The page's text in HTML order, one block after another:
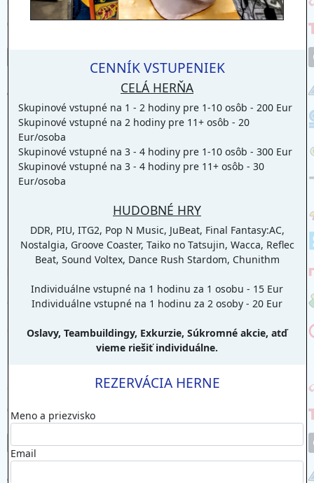
CENNÍK VSTUPENIEK
CELÁ HERŇA
Skupinové vstupné na 1 - 2 hodiny pre 1-10 osôb - 200 Eur
Skupinové vstupné na 2 hodiny pre 11+ osôb - 20
Eur/osoba
Skupinové vstupné na 3 - 4 hodiny pre 1-10 osôb - 300 Eur
Skupinové vstupné na 3 - 4 hodiny pre 11+ osôb - 30
Eur/osoba
HUDOBNÉ HRY
DDR, PIU, ITG2, Pop N Music, JuBeat, Final Fantasy:AC,
Nostalgia, Groove Coaster, Taiko no Tatsujin, Wacca, Reflec
Beat, Sound Voltex, Dance Rush Stardom, Chunithm
Individuálne vstupné na 1 hodinu za 1 osobu - 15 Eur
Individuálne vstupné na 1 hodinu za 2 osoby - 20 Eur
Oslavy, Teambuildingy, Exkurzie, Súkromné akcie, atď
vieme riešiť individuálne.
REZERVÁCIA HERNE
Meno a priezvisko
Email